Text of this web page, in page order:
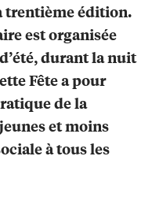
trentième édition.
est organisée
durant la nuit
Fête a pour
de la
et moins
à tous les